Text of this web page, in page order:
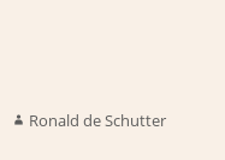
Ronald de Schutter